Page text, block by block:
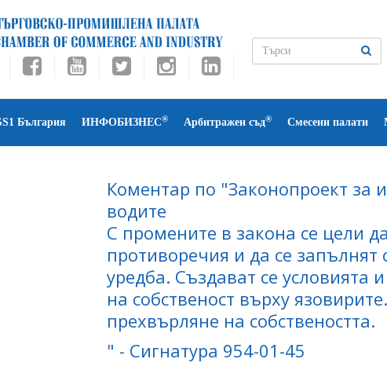
България ИНФОБИЗНЕС® Арбитражен съд® Смесени палати
Коментар по "Законопроект за
водите
С промените в закона се цели
противоречия и да се
уредба. Създават се условията
на собственост върху
прехвърляне на собствеността.
" - Сигнатура 954-01-45